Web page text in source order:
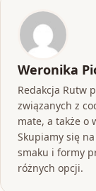
Weronika
Redakcja Rutw
związanych z
mate, a także o
Skupiamy się
smaku i formy
różnych opcji.